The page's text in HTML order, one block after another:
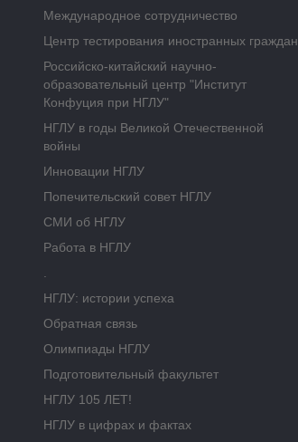
Международное сотрудничество
Центр тестирования иностранных граждан
Российско-китайский научно-
образовательный центр "Институт
Конфуция при НГЛУ"
НГЛУ в годы Великой Отечественной
войны
Инновации НГЛУ
Попечительский совет НГЛУ
СМИ об НГЛУ
Работа в НГЛУ
НГЛУ: истории успеха
Обратная связь
Олимпиады НГЛУ
Подготовительный факультет
НГЛУ 105 ЛЕТ!
НГЛУ в цифрах и фактах